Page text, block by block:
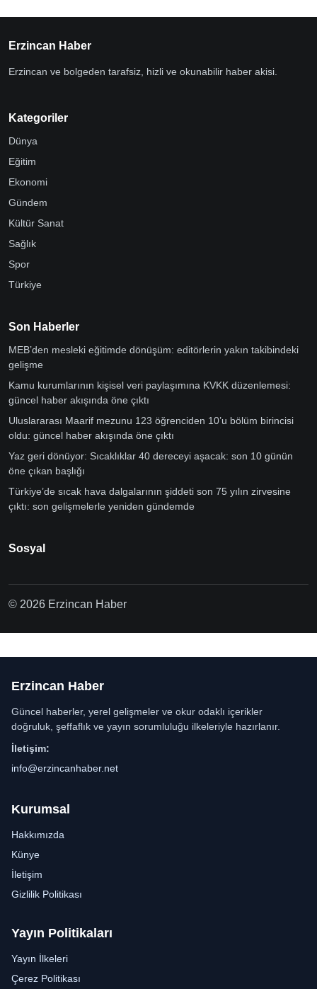
Erzincan Haber
Erzincan ve bolgeden tarafsiz, hizli ve okunabilir haber akisi.
Kategoriler
Dünya
Eğitim
Ekonomi
Gündem
Kültür Sanat
Sağlık
Spor
Türkiye
Son Haberler
MEB’den mesleki eğitimde dönüşüm: editörlerin yakın takibindeki
gelişme
Kamu kurumlarının kişisel veri paylaşımına KVKK düzenlemesi:
güncel haber akışında öne çıktı
Uluslararası Maarif mezunu 123 öğrenciden 10’u bölüm birincisi
oldu: güncel haber akışında öne çıktı
Yaz geri dönüyor: Sıcaklıklar 40 dereceyi aşacak: son 10 günün
öne çıkan başlığı
Türkiye’de sıcak hava dalgalarının şiddeti son 75 yılın zirvesine
çıktı: son gelişmelerle yeniden gündemde
Sosyal
© 2026 Erzincan Haber
Erzincan Haber
Güncel haberler, yerel gelişmeler ve okur odaklı içerikler
doğruluk, şeffaflık ve yayın sorumluluğu ilkeleriyle hazırlanır.
İletişim:
info@erzincanhaber.net
Kurumsal
Hakkımızda
Künye
İletişim
Gizlilik Politikası
Yayın Politikaları
Yayın İlkeleri
Çerez Politikası